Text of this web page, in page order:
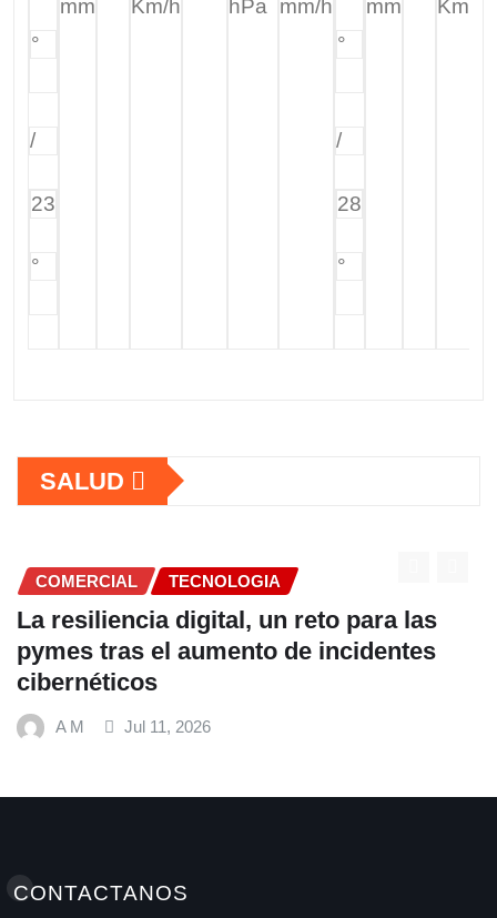
°
/
23
°
mm
Km/h
hPa
mm/h
°
/
28
°
mm
Km/h
SALUD
reto para las
incidentes
COMERCIAL
Fundación Ficohsa
alimentación escolar y